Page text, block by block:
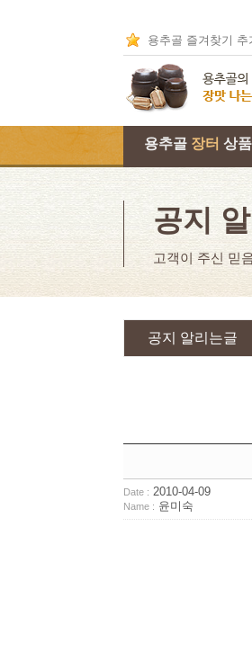
용추골 즐겨찾기 추
용추골 장터 상
공지
고객이 주신 믿
공지 알리는글
Date : 2010-04-09
Name : 윤미숙